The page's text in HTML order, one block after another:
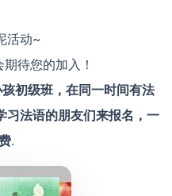
活动~
待您的加入！
初级班，在同一时间有法
习法语的朋友们来报名，一
.